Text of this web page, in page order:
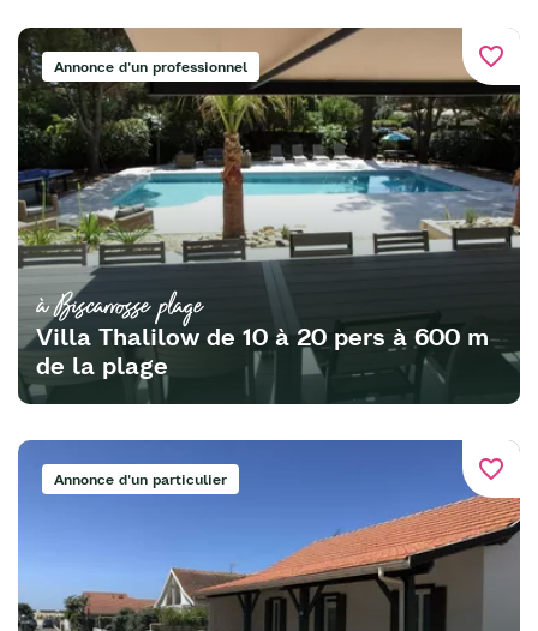
favorite_border
Annonce d'un professionnel
à Biscarrosse plage
Villa Thalilow de 10 à 20 pers à 600 m
de la plage
favorite_border
Annonce d'un particulier